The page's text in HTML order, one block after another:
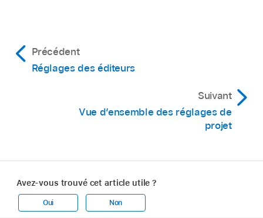
Précédent
Réglages des éditeurs
Suivant
Vue d’ensemble des réglages de
projet
Avez-vous trouvé cet article utile ?
Oui Non